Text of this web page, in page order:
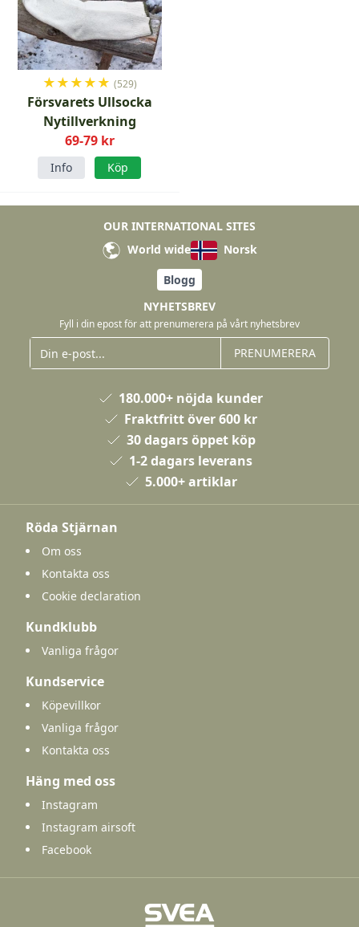
★★★★★ (529)
Försvarets Ullsocka
Nytillverkning
69-79 kr
Info Köp
OUR INTERNATIONAL SITES
World wide
Norsk
Blogg
NYHETSBREV
Fyll i din epost för att prenumerera på vårt nyhetsbrev
PRENUMERERA
180.000+ nöjda kunder
Fraktfritt över 600 kr
30 dagars öppet köp
1-2 dagars leverans
5.000+ artiklar
Röda Stjärnan
Om oss
Kontakta oss
Cookie declaration
Kundklubb
Vanliga frågor
Kundservice
Köpevillkor
Vanliga frågor
Kontakta oss
Häng med oss
Instagram
Instagram airsoft
Facebook